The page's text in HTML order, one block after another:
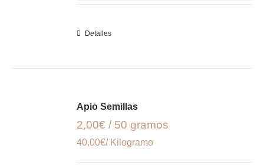
Detalles
Apio Semillas
2,00€ / 50 gramos
40.00€/ Kilogramo